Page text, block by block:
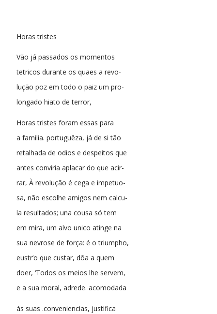
Horas tristes
Vão já passados os momentos
tetricos durante os quaes a revo-
lução poz em todo o paiz um pro-
longado hiato de terror,
Horas tristes foram essas para
a familia. portuguêza, já de si tão
retalhada de odios e despeitos que
antes conviria aplacar do que acir-
rar, À revolução é cega e impetuo-
sa, não escolhe amigos nem calcu-
la resultados; una cousa só tem
em mira, um alvo unico atinge na
sua nevrose de força: é o triumpho,
eustr’o que custar, dôa a quem
doer, ‘Todos os meios lhe servem,
e a sua moral, adrede. acomodada
ás suas .conveniencias, justifica